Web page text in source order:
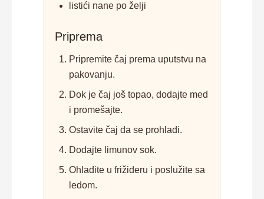
listići nane po želji
Priprema
Pripremite čaj prema uputstvu na
pakovanju.
Dok je čaj još topao, dodajte med
i promešajte.
Ostavite čaj da se prohladi.
Dodajte limunov sok.
Ohladite u frižideru i poslužite sa
ledom.